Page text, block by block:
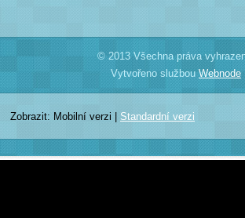
© 2013 Všechna práva
Vytvořeno službouWebnode
Zobrazit: Mobilní verzi Standardní verzi